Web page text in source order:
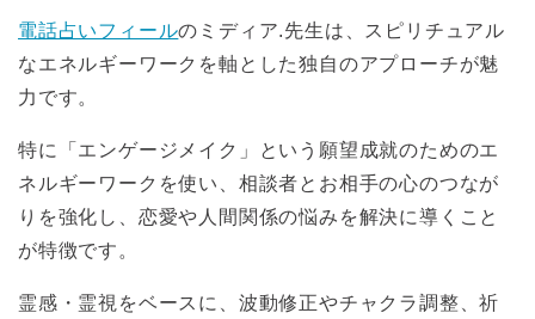
電話占いフィールのミディア.先生は、スピリチュアル
なエネルギーワークを軸とした独自のアプローチが魅
力です。
特に「エンゲージメイク」という願望成就のためのエ
ネルギーワークを使い、相談者とお相手の心のつなが
りを強化し、恋愛や人間関係の悩みを解決に導くこと
が特徴です。
霊感・霊視をベースに、波動修正やチャクラ調整、祈